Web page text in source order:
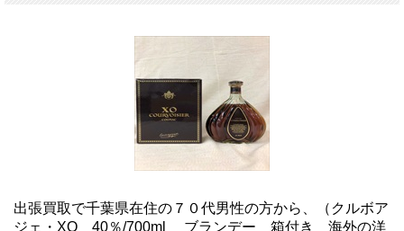
出張買取で千葉県在住の７０代男性の方から、（クルボア
ジェ・XO 40％/700ml ブランデー 箱付き 海外の洋